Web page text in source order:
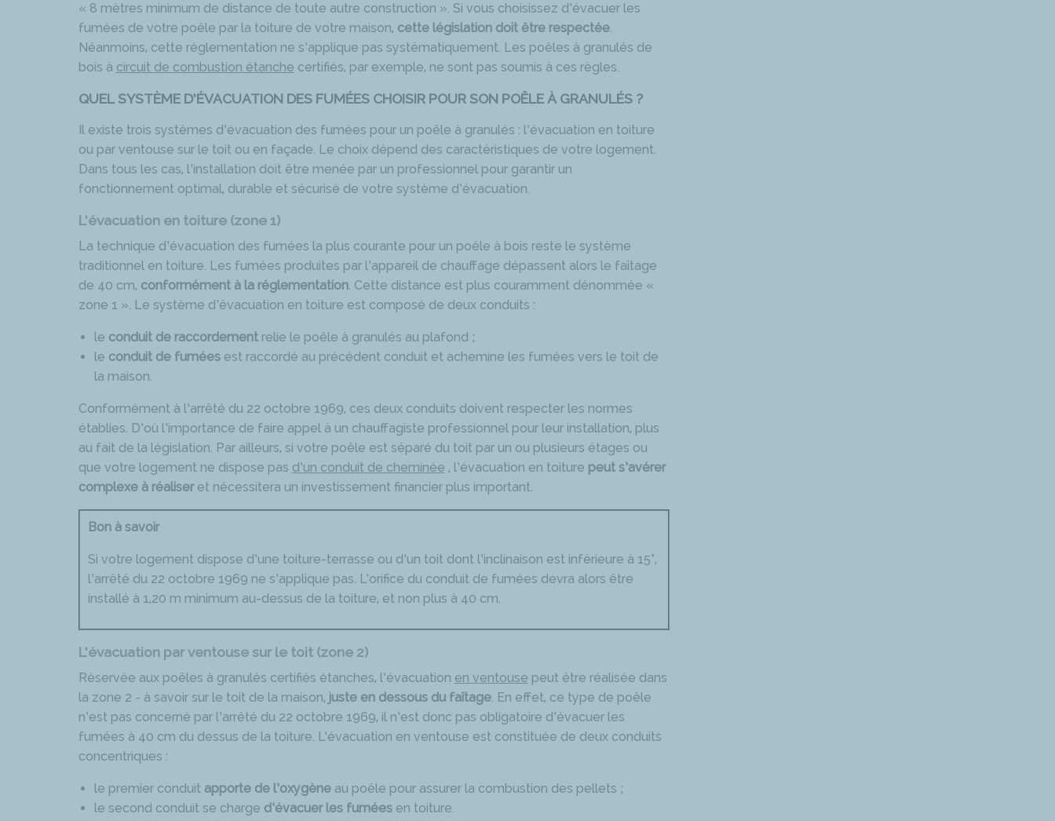
« 8 mètres minimum de distance de toute autre construction ». Si vous choisissez d’évacuer les
fumées de votre poêle par la toiture de votre maison, cette législation doit être respectée.
Néanmoins, cette réglementation ne s’applique pas systématiquement. Les poêles à granulés de
bois à circuit de combustion étanche certifiés, par exemple, ne sont pas soumis à ces règles.
QUEL SYSTÈME D’ÉVACUATION DES FUMÉES CHOISIR POUR SON POÊLE À GRANULÉS ?
Il existe trois systèmes d’évacuation des fumées pour un poêle à granulés : l’évacuation en toiture
ou par ventouse sur le toit ou en façade. Le choix dépend des caractéristiques de votre logement.
Dans tous les cas, l’installation doit être menée par un professionnel pour garantir un
fonctionnement optimal, durable et sécurisé de votre système d’évacuation.
L’évacuation en toiture (zone 1)
La technique d’évacuation des fumées la plus courante pour un poêle à bois reste le système
traditionnel en toiture. Les fumées produites par l’appareil de chauffage dépassent alors le faîtage
de 40 cm, conformément à la réglementation. Cette distance est plus couramment dénommée «
zone 1 ». Le système d’évacuation en toiture est composé de deux conduits :
le conduit de raccordement relie le poêle à granulés au plafond ;
le conduit de fumées est raccordé au précédent conduit et achemine les fumées vers le toit de
la maison.
Conformément à l’arrêté du 22 octobre 1969, ces deux conduits doivent respecter les normes
établies. D’où l’importance de faire appel à un chauffagiste professionnel pour leur installation, plus
au fait de la législation. Par ailleurs, si votre poêle est séparé du toit par un ou plusieurs étages ou
que votre logement ne dispose pas d’un conduit de cheminée , l’évacuation en toiture peut s’avérer
complexe à réaliser et nécessitera un investissement financier plus important.
Bon à savoir
Si votre logement dispose d’une toiture-terrasse ou d’un toit dont l’inclinaison est inférieure à 15°,
l’arrêté du 22 octobre 1969 ne s’applique pas. L’orifice du conduit de fumées devra alors être
installé à 1,20 m minimum au-dessus de la toiture, et non plus à 40 cm.
L’évacuation par ventouse sur le toit (zone 2)
Réservée aux poêles à granulés certifiés étanches, l’évacuation en ventouse peut être réalisée dans
la zone 2 - à savoir sur le toit de la maison, juste en dessous du faîtage. En effet, ce type de poêle
n’est pas concerné par l’arrêté du 22 octobre 1969, il n’est donc pas obligatoire d’évacuer les
fumées à 40 cm du dessus de la toiture. L’évacuation en ventouse est constituée de deux conduits
concentriques :
le premier conduit apporte de l’oxygèneau poêle pour assurer la combustion des pellets ;
le second conduit se charge d’évacuer les fumées en toiture.